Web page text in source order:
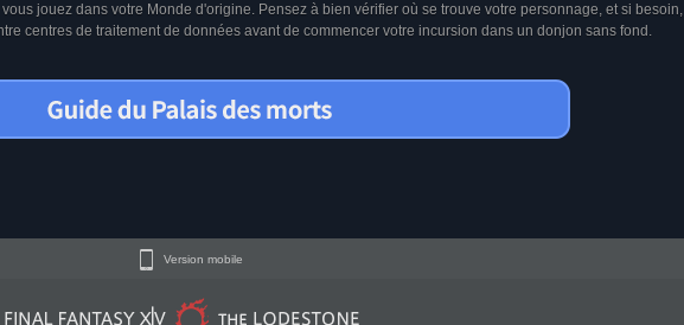
jouez dans votre Monde d'origine. Pensez à bien vérifier où se trouve votre personnage, et si besoin,
centres de traitement de données avant de commencer votre incursion dans un donjon sans fond.
Version mobile